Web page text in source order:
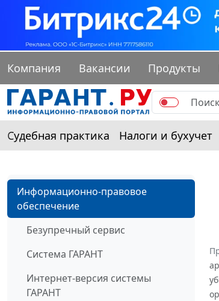
Компания Вакансии Продукты
Судебная практика Налоги и бухучет
Информационно-правовое
обеспечение
Безупречный сервис
Система ГАРАНТ
Интернет-версия системы
ГАРАНТ